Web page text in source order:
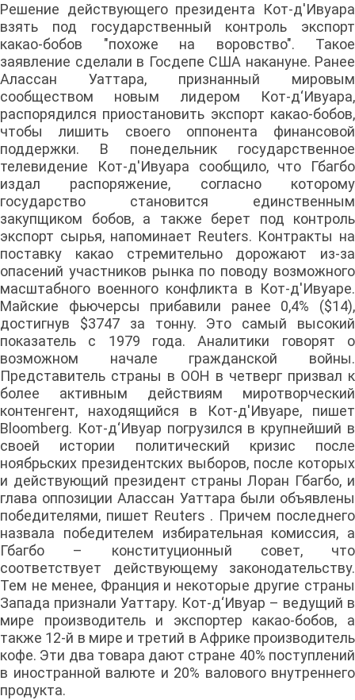
Решение действующего президента Кот-д'Ивуара
взять под государственный контроль экспорт
какао-бобов "похоже на воровство". Такое
заявление сделали в Госдепе США накануне. Ранее
Алассан Уаттара, признанный мировым
сообществом новым лидером Кот-д‘Ивуара,
распорядился приостановить экспорт какао-бобов,
чтобы лишить своего оппонента финансовой
поддержки. В понедельник государственное
телевидение Кот-д'Ивуара сообщило, что Гбагбо
издал распоряжение, согласно которому
государство становится единственным
закупщиком бобов, а также берет под контроль
экспорт сырья, напоминает Reuters. Контракты на
поставку какао стремительно дорожают из-за
опасений участников рынка по поводу возможного
масштабного военного конфликта в Кот-д'Ивуаре.
Майские фьючерсы прибавили ранее 0,4% ($14),
достигнув $3747 за тонну. Это самый высокий
показатель с 1979 года. Аналитики говорят о
возможном начале гражданской войны.
Представитель страны в ООН в четверг призвал к
более активным действиям миротворческий
контенгент, находящийся в Кот-д'Ивуаре, пишет
Bloomberg. Кот-д‘Ивуар погрузился в крупнейший в
своей истории политический кризис после
ноябрьских президентских выборов, после которых
и действующий президент страны Лоран Гбагбо, и
глава оппозиции Алассан Уаттара были объявлены
победителями, пишет Reuters . Причем последнего
назвала победителем избирательная комиссия, а
Гбагбо – конституционный совет, что
соответствует действующему законодательству.
Тем не менее, Франция и некоторые другие страны
Запада признали Уаттару. Кот-д‘Ивуар – ведущий в
мире производитель и экспортер какао-бобов, а
также 12-й в мире и третий в Африке производитель
кофе. Эти два товара дают стране 40% поступлений
в иностранной валюте и 20% валового внутреннего
продукта.